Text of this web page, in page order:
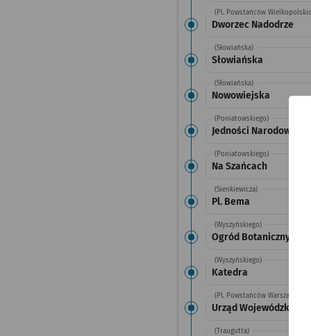
(Pl. Powstańców
Dworzec Nadodrze
(Słowiańska)
Słowiańska
(Słowiańska)
Nowowiejska
(Poniatowskiego)
Jedności Narodowej
(Poniatowskiego)
Na Szańcach
(Sienkiewicza)
Pl. Bema
(Wyszyńskiego)
Ogród Botaniczny
(Wyszyńskiego)
Katedra
(Pl. Powstańców Warszawy)
Urząd Wojewódzki
(Traugutta)